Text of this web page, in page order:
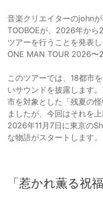
音楽クリエイターのjohn
TOOBOEが、2026年か
ツアーを行うことを発表
ONE MAN TOUR 2026〜
このツアーでは、18都市
いサウンドを披露します
市を対象とした「残夏の
ましたが、今回はそれを
2026年11月7日に東京の
な物語がスタートします。
「惹かれ薫る祝